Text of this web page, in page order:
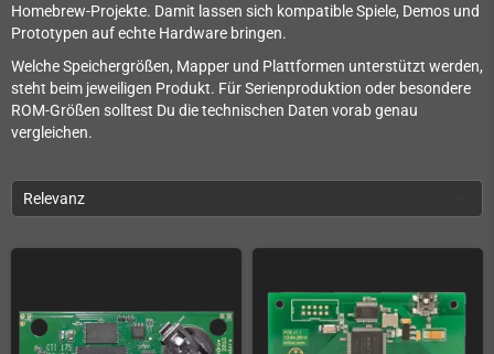
Homebrew-Projekte. Damit lassen sich kompatible Spiele, Demos und
Prototypen auf echte Hardware bringen.
Welche Speichergrößen, Mapper und Plattformen unterstützt werden,
steht beim jeweiligen Produkt. Für Serienproduktion oder besondere
ROM-Größen solltest Du die technischen Daten vorab genau
vergleichen.
Relevanz